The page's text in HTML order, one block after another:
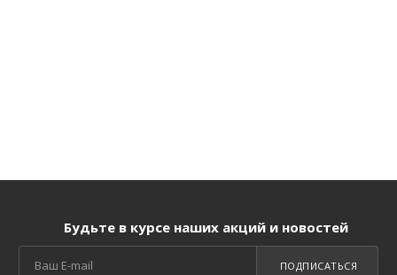
Будьте в курсе наших акций и новостей
ПОДПИСАТЬСЯ